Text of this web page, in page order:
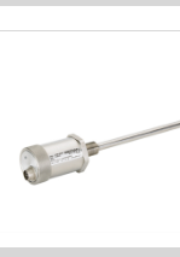
Outputs RK5